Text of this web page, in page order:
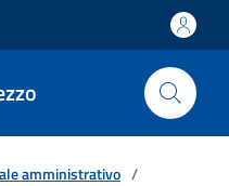
amministrativo /